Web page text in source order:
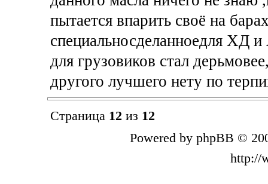
пытается впарить своё на
специальносделанноедля ХД
для грузовиков стал
другого лучшего нету по
Страница 12 из 12
Powered by phpBB ©
http://